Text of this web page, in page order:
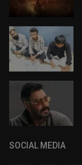
SOCIAL MEDIA